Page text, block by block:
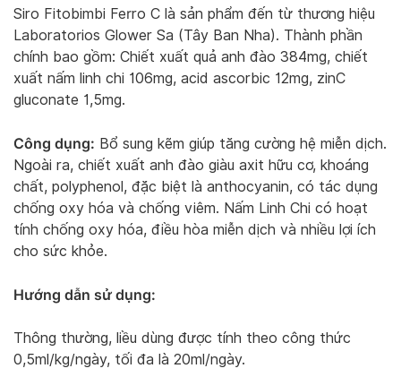
Siro Fitobimbi Ferro C là sản phẩm đến từ thương hiệu
Laboratorios Glower Sa (Tây Ban Nha). Thành phần
chính bao gồm: Chiết xuất quả anh đào 384mg, chiết
xuất nấm linh chi 106mg, acid ascorbic 12mg, zinC
gluconate 1,5mg.
Công dụng: Bổ sung kẽm giúp tăng cường hệ miễn dịch.
Ngoài ra, chiết xuất anh đào giàu axit hữu cơ, khoáng
chất, polyphenol, đặc biệt là anthocyanin, có tác dụng
chống oxy hóa và chống viêm. Nấm Linh Chi có hoạt
tính chống oxy hóa, điều hòa miễn dịch và nhiều lợi ích
cho sức khỏe.
Hướng dẫn sử dụng:
Thông thường, liều dùng được tính theo công thức
0,5ml/kg/ngày, tối đa là 20ml/ngày.